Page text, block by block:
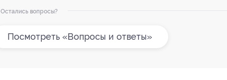
Остались вопросы?
Посмотреть «Вопросы и ответы»